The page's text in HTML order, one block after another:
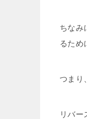
ちなみ
るため
つまり
リバー